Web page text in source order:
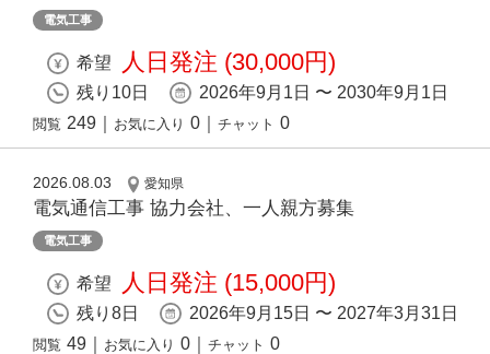
電気工事
希望 人日発注 (30,000円)
残り10日 2026年9月1日 〜 2030年9月1日
閲覧 249 お気に入り 0 チャット 0
2026.08.03 愛知県
電気通信工事 協力会社、一人親方募集
電気工事
希望 人日発注 (15,000円)
残り8日 2026年9月15日 〜 2027年3月31日
閲覧 49 お気に入り 0 チャット 0